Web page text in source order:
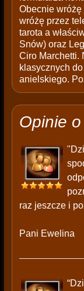
Obecnie
wróżę przez
tarota a
Snów) oraz
Ciro Marchetti.
klasycznych
anielskiego.
Opinie
raz jeszcze i
Pani Ewelina